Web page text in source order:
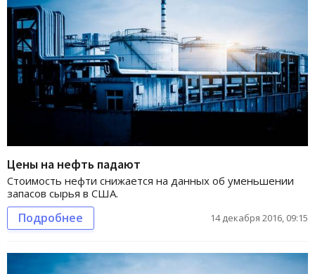
Цены на нефть падают
Стоимость нефти снижается на данных об уменьшении
запасов сырья в США.
Подробнее 14 декабря 2016, 09:15